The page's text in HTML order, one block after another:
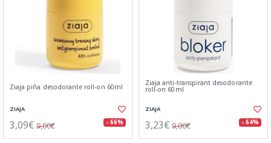
Ziaja piña desodorante roll-on 60ml
ZIAJA
3,09€ 9,00€ - 66%
Ziaja anti-transpirant desodorante
roll-on 60ml
ZIAJA
3,23€ 9,00€ - 64%